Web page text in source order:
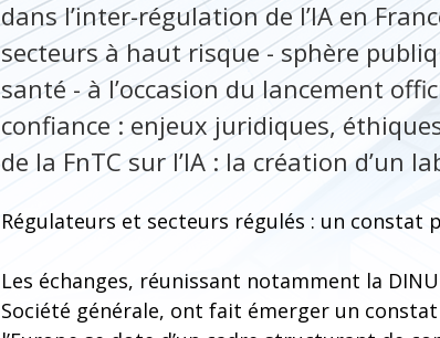
dans l’inter-régulation de l’IA en
secteurs à haut risque - sphère
santé - à l’occasion du lancement
confiance : enjeux juridiques,
de la FnTC sur l’IA : la création d’un
Régulateurs et secteurs régulés : un constat
Les échanges, réunissant notamment la
Société générale, ont fait émerger un